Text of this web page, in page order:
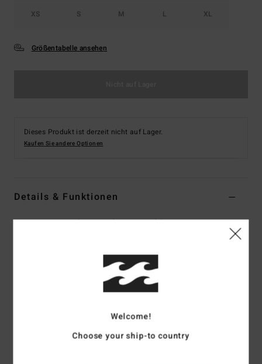
XS S M L XL
Größentabelle ansehen
Dieses Produkt ist derzeit nicht auf Lager.
Kaufen Sie andere Optionen
Details & Funktionen
Frauen Weiss Fleecejacke mit Stehkragen
Adventure-Division-Kollektion
Relaxed Fit
Welcome!
Choose your ship-to country